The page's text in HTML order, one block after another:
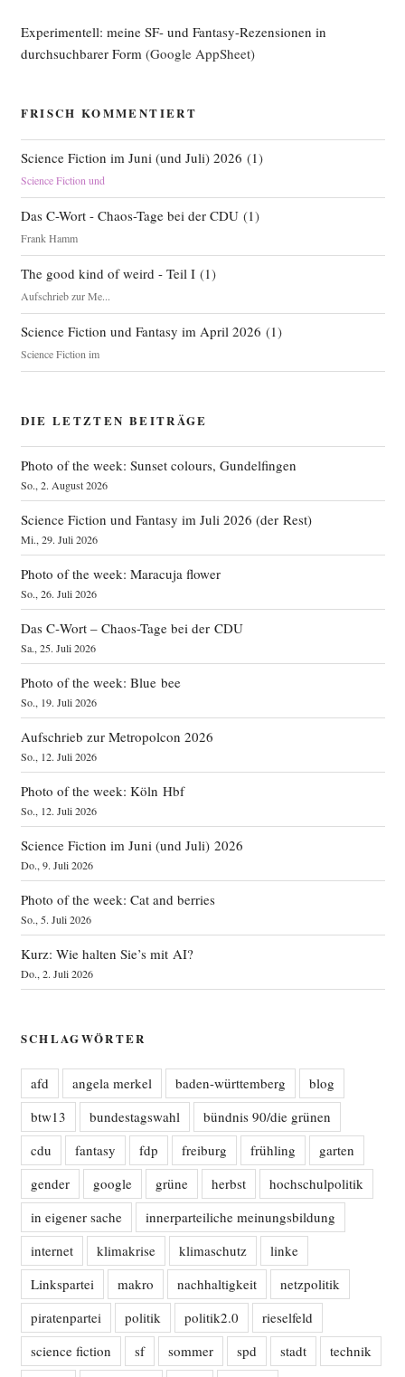
Experimentell: meine SF- und Fantasy-Rezensionen in
durchsuchbarer Form(Google AppSheet)
FRISCH KOMMENTIERT
Science Fiction im Juni (und Juli) 2026 (1)
Science Fiction und
Das C-Wort - Chaos-Tage bei der CDU(1)
Frank Hamm
The good kind of weird - Teil I(1)
Aufschrieb zur Me...
Science Fiction und Fantasy im April 2026 (1)
Science Fiction im
DIE LETZTEN BEITRÄGE
Photo of the week: Sunset colours, Gundelfingen
So., 2. August 2026
Science Fiction und Fantasy im Juli 2026 (der Rest)
Mi., 29. Juli 2026
Photo of the week: Maracuja flower
So., 26. Juli 2026
Das C‑Wort – Chaos-Tage bei der CDU
Sa., 25. Juli 2026
Photo of the week: Blue bee
So., 19. Juli 2026
Aufschrieb zur Metropolcon 2026
So., 12. Juli 2026
Photo of the week: Köln Hbf
So., 12. Juli 2026
Science Fiction im Juni (und Juli) 2026
Do., 9. Juli 2026
Photo of the week: Cat and berries
So., 5. Juli 2026
Kurz: Wie halten Sie’s mit AI?
Do., 2. Juli 2026
SCHLAGWÖRTER
afd angela merkel baden-württemberg
blog
btw13
bundestagswahl
bündnis 90/die grünen
cdu
fantasy fdp freiburg frühling
garten
gender
google grüne herbst
hochschulpolitik
in eigener sache
innerparteiliche meinungsbildung
internet
klimakrise klimaschutz
linke
Linkspartei
makro nachhaltigkeit
netzpolitik
piratenpartei
politik politik2.0
rieselfeld
science fiction
sf sommer spd stadt
technik